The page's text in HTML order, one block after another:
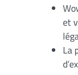
et
La